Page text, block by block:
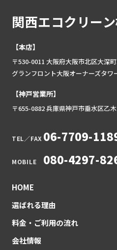
関西エコクリー
【本店】
〒530-0011 大阪府大阪市北区大深
グランフロント大阪オーナーズタワ
【神戸営業所】
〒655-0882 兵庫県神戸市垂水区乙
TEL／FAX 06-7709-
MOBILE 080-4297-
HOME
選ばれる理由
料金・ご利用の流れ
会社情報